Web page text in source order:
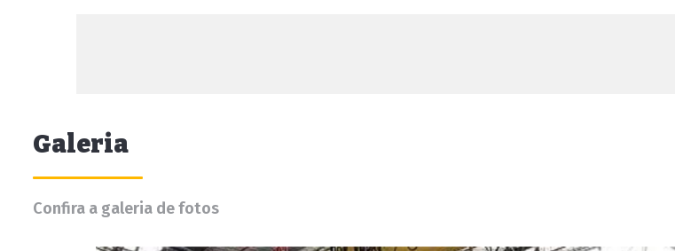
Galeria
Confira a galeria de fotos